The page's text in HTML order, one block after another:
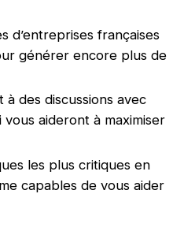
d’entreprises françaises
générer encore plus de
des discussions avec
aideront à maximiser
les plus critiques en
capables de vous aider